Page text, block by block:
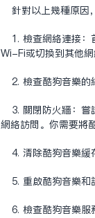
针对以上几种原因
1. 检查网络连接
Wi-Fi或切换到其他网
2. 检查酷狗音乐的
3. 关闭防火墙：
网络访问。你需要将
4. 清除酷狗音乐缓
5. 重启酷狗音乐和
6. 检查酷狗音乐服